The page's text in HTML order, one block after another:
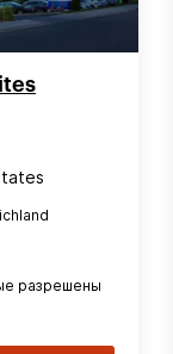
разрешены